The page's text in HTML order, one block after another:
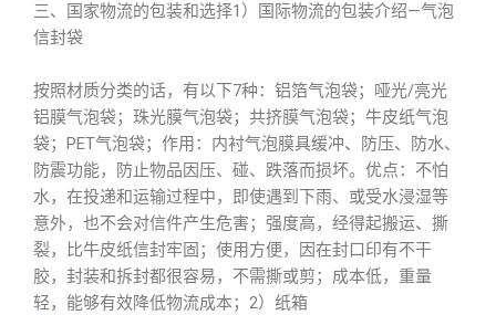
三、国家物流的包装和选择1）国际物流的包装介绍—气泡
信封袋
按照材质分类的话，有以下7种：铝箔气泡袋；哑光/亮光
铝膜气泡袋；珠光膜气泡袋；共挤膜气泡袋；牛皮纸气泡
袋；PET气泡袋；作用：内衬气泡膜具缓冲、防压、防水、
防震功能，防止物品因压、碰、跌落而损坏。优点：不怕
水，在投递和运输过程中，即使遇到下雨、或受水浸湿等
意外，也不会对信件产生危害；强度高，经得起搬运、撕
裂，比牛皮纸信封牢固；使用方便，因在封口印有不干
胶，封装和拆封都很容易，不需撕或剪；成本低，重量
轻，能够有效降低物流成本；2）纸箱